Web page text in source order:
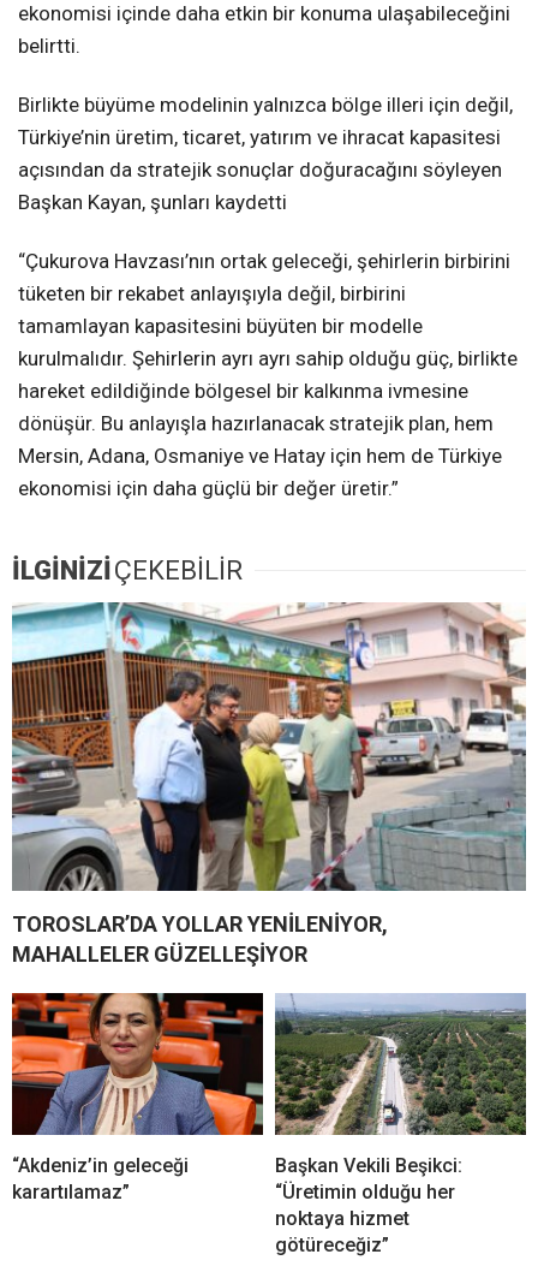
ekonomisi içinde daha etkin bir konuma ulaşabileceğini
belirtti.
Birlikte büyüme modelinin yalnızca bölge illeri için değil,
Türkiye’nin üretim, ticaret, yatırım ve ihracat kapasitesi
açısından da stratejik sonuçlar doğuracağını söyleyen
Başkan Kayan, şunları kaydetti
“Çukurova Havzası’nın ortak geleceği, şehirlerin birbirini
tüketen bir rekabet anlayışıyla değil, birbirini
tamamlayan kapasitesini büyüten bir modelle
kurulmalıdır. Şehirlerin ayrı ayrı sahip olduğu güç, birlikte
hareket edildiğinde bölgesel bir kalkınma ivmesine
dönüşür. Bu anlayışla hazırlanacak stratejik plan, hem
Mersin, Adana, Osmaniye ve Hatay için hem de Türkiye
ekonomisi için daha güçlü bir değer üretir.”
İLGİNİZİÇEKEBİLİR
TOROSLAR’DA YOLLAR YENİLENİYOR,
MAHALLELER GÜZELLEŞİYOR
“Akdeniz’in geleceği
karartılamaz”
Başkan Vekili Beşikci:
“Üretimin olduğu her
noktaya hizmet
götüreceğiz”